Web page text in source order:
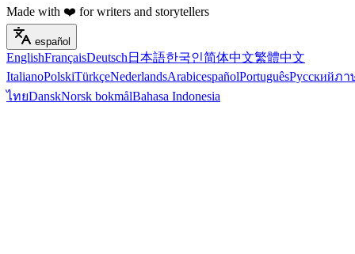
Made with ❤️ for writers and storytellers
español
EnglishFrançaisDeutsch 日本語한국인简体中文繁體中文
ItalianoPolskiTürkçeNederlandsArabicespañolPortuguêsРусскийภา
ไทยDanskNorsk bokmålBahasa Indonesia